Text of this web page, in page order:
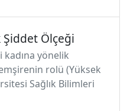
Şiddet Ölçeği
kadına yönelik
rolü (Yüksek
Sağlık Bilimleri